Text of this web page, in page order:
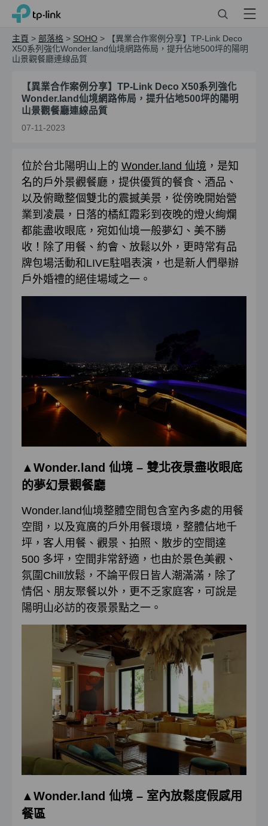
Click
navigation
TP-Link, Reliably Smart Menu
主頁 > 部落格 > SOHO >
【異業合作案例分享】TP-Link Deco
X50系列強化Wonder.land仙境網路佈局，提升佔地500坪的陽明
山景觀餐廳連線品質
【異業合作案例分享】TP-Link Deco X50系列強化
Wonder.land仙境網路佈局，提升佔地500坪的陽明
山景觀餐廳連線品質
07-11-2023
位於台北陽明山上的 Wonder.land 仙境 ，是知
名的戶外景觀餐廳，提供優質的餐食、酒品、
以及俯瞰整個雙北的震撼美景，從傍晚開始營
業到凌晨，日落的橘紅霞彩到夜晚的燈火絢爛
都能盡收眼底，宛如仙境一般夢幻、美不勝
收！除了用餐、約會、放鬆以外，更時常有品
牌包場活動和LIVE駐唱表演，也是新人們舉辦
戶外婚禮的絕佳場域之一。
▲ Wonder.land 仙境– 雙北夜景盡收眼底
的夢幻景觀餐廳
Wonder.land仙境整體空間包含室內多處的用餐
空間，以及寬廣的戶外用餐環境，整體佔地千
坪，客人用餐、觀景、拍照、散步的空間達
500 多坪，空間非常舒適，也由於景色美觀、
氛圍Chill放鬆，不論平假日皆人潮滿滿，除了
情侶、朋友聚餐以外，更不乏家庭客，可說是
陽明山必訪的夜景景點之一。
▲Wonder.land 仙境– 室內放鬆度假感用
餐區